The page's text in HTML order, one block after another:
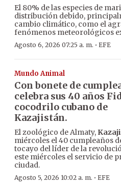
El 80% de las especies de
distribución debido,
cambio climático, como el
fenómenos meteorológicos
Agosto 6, 2026 07:25 a. m. · EFE
Mundo Animal
Con bonete de
celebra sus 40 años
cocodrilo cubano de
Kazajistán.
El zoológico de Almaty,
miércoles el 40 cumpleaños
tocayo del líder de la
este miércoles el servicio de
ciudad.
Agosto 5, 2026 10:02 a. m. · EFE